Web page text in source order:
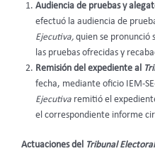
Audiencia de pruebas y
efectuó la audiencia de
Ejecutiva, quien se pronunció
las pruebas ofrecidas y
Remisión del expediente al
fecha, mediante oficio IEM-
Ejecutiva remitió el
el correspondiente informe
Actuaciones del Tribunal